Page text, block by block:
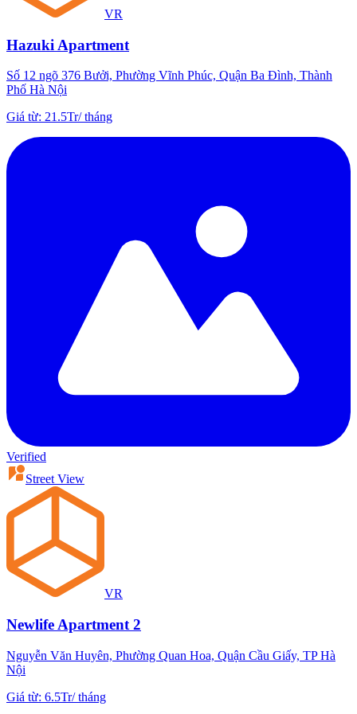
VR
Hazuki Apartment
Số 12 ngõ 376 Bưởi, Phường Vĩnh Phúc, Quận Ba Đình, Thành
Phố Hà Nội
Giá từ: 21.5Tr/tháng
Verified
Street View
VR
Newlife Apartment 2
Nguyễn Văn Huyên, Phường Quan Hoa, Quận Cầu Giấy, TP Hà
Nội
Giá từ: 6.5Tr/tháng